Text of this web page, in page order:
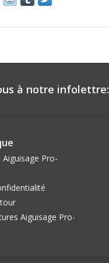
à notre infolettre:
Pro-
Aiguisage Pro-